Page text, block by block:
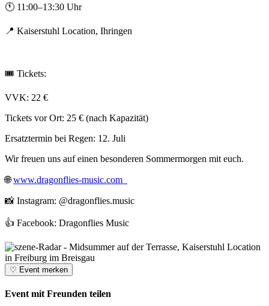
🕚 11:00–13:30 Uhr
📍 Kaiserstuhl Location, Ihringen
🎟 Tickets:
VVK: 22 €
Tickets vor Ort: 25 € (nach Kapazität)
Ersatztermin bei Regen: 12. Juli
Wir freuen uns auf einen besonderen Sommermorgen mit euch.
🌐www.dragonflies-music.com
📸 Instagram: @dragonflies.music
👍 Facebook: Dragonflies Music
♡ Event merken
Event mit Freunden teilen